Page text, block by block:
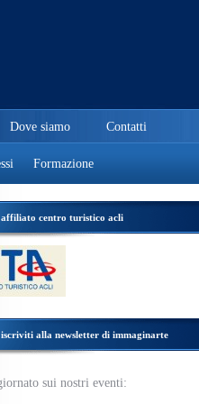
Contatti
Dove siamo
Formazione
affiliato centro turistico acli
iscriviti alla newsletter di immaginarte
sui nostri eventi: